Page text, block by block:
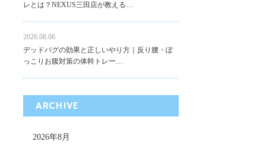
レとは？NEXUS三田店が教える…
2026.08.06
デッドバグの効果と正しいやり方｜反り腰・ぽ
っこりお腹対策の体幹トレー…
ARCHIVE
2026年8月